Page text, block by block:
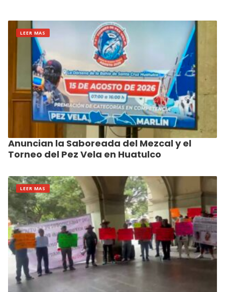
LEER MAS
Anuncian la Saboreada del Mezcal y el
Torneo del Pez Vela en Huatulco
LEER MAS